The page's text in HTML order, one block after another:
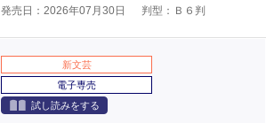
発売日：2026年07月30日
判型：Ｂ６判
新文芸
電子専売
試し読みをする